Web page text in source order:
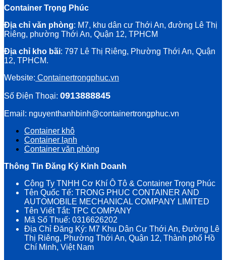
Container Trọng Phúc
Địa chỉ văn phòng: M7, khu dân cư Thới An, đường Lê Thị
Riêng, phường Thới An, Quận 12, TPHCM
Địa chỉ kho bãi: 797 Lê Thị Riêng, Phường Thới An, Quận
12, TPHCM.
Website: Containertrongphuc.vn
Số Điện Thoại: 0913888845
Email: nguyenthanhbinh@containertrongphuc.vn
Container khô
Container lạnh
Container văn phòng
Thông Tin Đăng Ký Kinh Doanh
Công Ty TNHH Cơ Khí Ô Tô & Container Trọng Phúc
Tên Quốc Tế: TRONG PHUC CONTAINER AND
AUTOMOBILE MECHANICAL COMPANY LIMITED
Tên Viết Tắt: TPC COMPANY
Mã Số Thuế: 0316626202
Địa Chỉ Đăng Ký: M7 Khu Dân Cư Thới An, Đường Lê
Thị Riêng, Phường Thới An, Quận 12, Thành phố Hồ
Chí Minh, Việt Nam